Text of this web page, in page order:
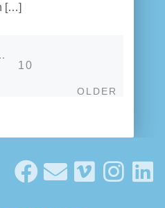
[…]
10
OLDER